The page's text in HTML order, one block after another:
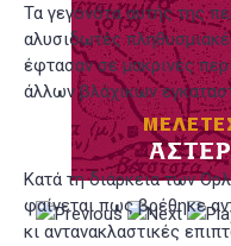
Τα γεγονότα αυτής της
αλυσιδωτές
έφτασαν σε μακρινές
άλλων βλάχικων
Κατά τη διάρκεια των
φαίνεται πως βρέθηκε
κι αντανακλαστικές